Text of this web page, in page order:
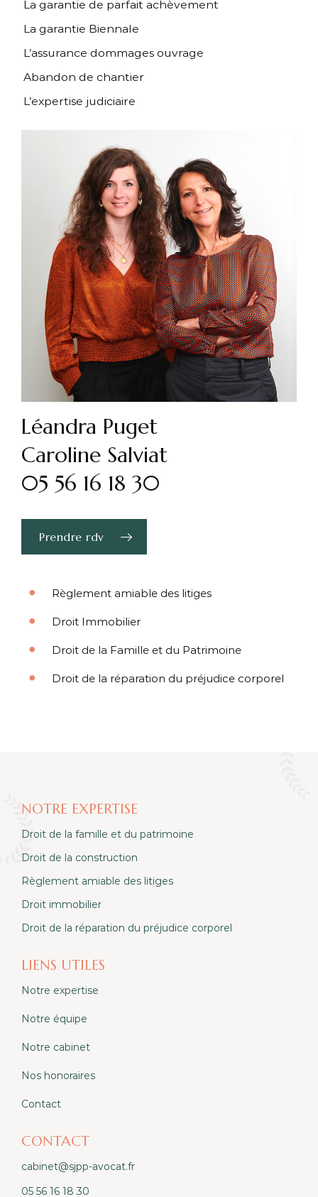
La garantie de parfait achèvement
La garantie Biennale
L’assurance dommages ouvrage
Abandon de chantier
L’expertise judiciaire
Léandra Puget
Caroline Salviat
05 56 16 18 30
Prendre rdv
Règlement amiable des litiges
Droit Immobilier
Droit de la Famille et du Patrimoine
Droit de la réparation du préjudice corporel
NOTRE EXPERTISE
Droit de la famille et du patrimoine
Droit de la construction
Règlement amiable des litiges
Droit immobilier
Droit de la réparation du préjudice corporel
LIENS UTILES
Notre expertise
Notre équipe
Notre cabinet
Nos honoraires
Contact
CONTACT
cabinet@sjpp-avocat.fr
05 56 16 18 30